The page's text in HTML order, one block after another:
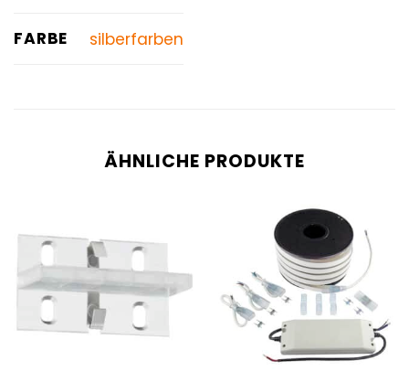
FARBE silberfarben
ÄHNLICHE PRODUKTE